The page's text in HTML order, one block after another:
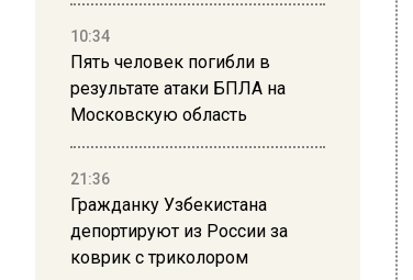
10:34
Пять человек погибли в
результате атаки БПЛА на
Московскую область
21:36
Гражданку Узбекистана
депортируют из России за
коврик с триколором